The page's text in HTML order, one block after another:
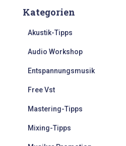
e
Kategorien
Akustik-Tipps
Audio Workshop
Entspannungsmusik
Free Vst
Mastering-Tipps
Mixing-Tipps